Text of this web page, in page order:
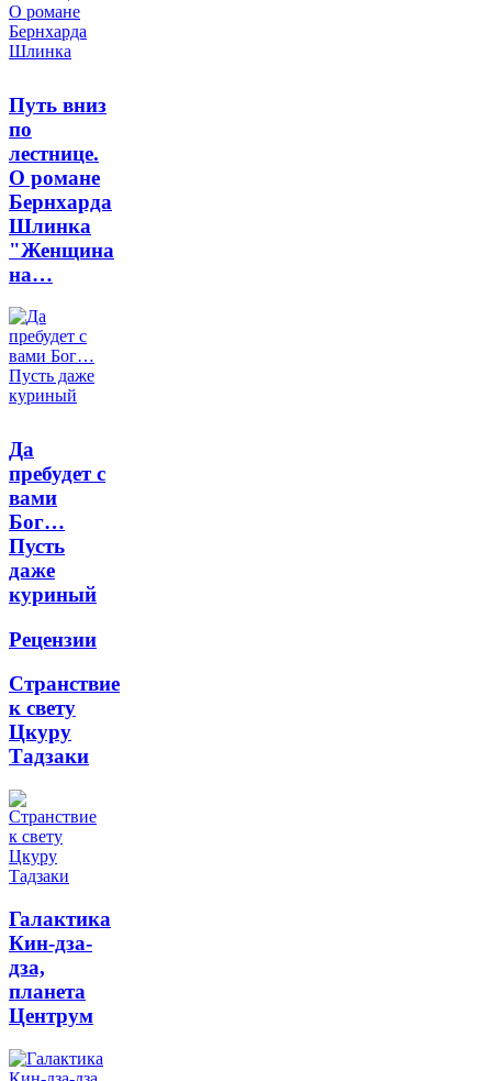
Путь вниз
по
лестнице.
О романе
Бернхарда
Шлинка
"Женщина
на…
Да
пребудет с
вами
Бог…
Пусть
даже
куриный
Рецензии
Странствие
к свету
Цкуру
Тадзаки
Галактика
Кин-дза-
дза,
планета
Центрум